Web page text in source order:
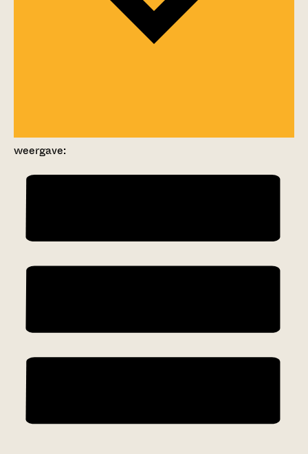
weergave: